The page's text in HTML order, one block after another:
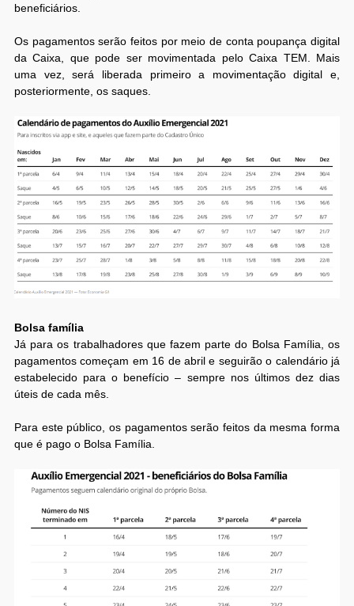
beneficiários.
Os pagamentos serão feitos por meio de conta poupança digital
da Caixa, que pode ser movimentada pelo Caixa TEM. Mais
uma vez, será liberada primeiro a movimentação digital e,
posteriormente, os saques.
Bolsa família
Já para os trabalhadores que fazem parte do Bolsa Família, os
pagamentos começam em 16 de abril e seguirão o calendário já
estabelecido para o benefício – sempre nos últimos dez dias
úteis de cada mês.
Para este público, os pagamentos serão feitos da mesma forma
que é pago o Bolsa Família.